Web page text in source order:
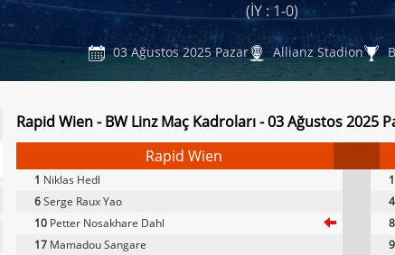
(İY : 1-0)
03 Ağustos 2025 Pazar Allianz Stadion
Rapid Wien - BW Linz Maç Kadroları - 03 Ağustos 2025
Rapid Wien
1 Niklas Hedl 1
6Serge Raux Yao 4
10 Petter Nosakhare Dahl 8
17 Mamadou Sangare 9